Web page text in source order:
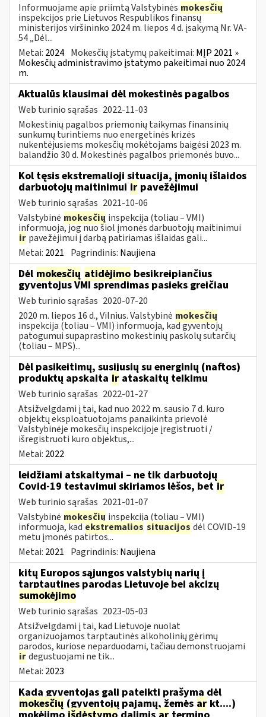
Informuojame apie priimtą Valstybinės mokesčių
inspekcijos prie Lietuvos Respublikos finansų
ministerijos viršininko 2024 m. liepos 4 d. įsakymą Nr. VA-
54 „Dėl...
Metai: 2024 Mokesčių įstatymų pakeitimai: MĮP 2021 »
Mokesčių administravimo įstatymo pakeitimai nuo 2024
m.
Aktualūs klausimai dėl mokestinės pagalbos
Web turinio sąrašas 2022-11-03
Mokestinių pagalbos priemonių taikymas finansinių
sunkumų turintiems nuo energetinės krizės
nukentėjusiems mokesčių mokėtojams baigėsi 2023 m.
balandžio 30 d. Mokestinės pagalbos priemonės buvo...
Kol tęsis ekstremalioji situacija, įmonių išlaidos
darbuotojų maitinimui ir pavežėjimui
Web turinio sąrašas 2021-10-06
Valstybinė mokesčių inspekcija (toliau – VMI)
informuoja, jog nuo šiol įmonės darbuotojų maitinimui
ir pavežėjimui į darbą patiriamas išlaidas gali...
Metai: 2021 Pagrindinis: Naujiena
Dėl mokesčių atidėjimo besikreipiančius
gyventojus VMI sprendimas pasieks greičiau
Web turinio sąrašas 2020-07-20
2020 m. liepos 16 d., Vilnius. Valstybinė mokesčių
inspekcija (toliau – VMI) informuoja, kad gyventojų
patogumui supaprastino mokestinių paskolų sutarčių
(toliau – MPS)...
Dėl pasikeitimų, susijusių su energinių (naftos)
produktų apskaita ir ataskaitų teikimu
Web turinio sąrašas 2022-01-27
Atsižvelgdami į tai, kad nuo 2022 m. sausio 7 d. kuro
objektų eksploatuotojams panaikinta prievolė
Valstybinėje mokesčių inspekcijoje įregistruoti /
išregistruoti kuro objektus,...
Metai: 2022
leidžiami atskaitymai – ne tik darbuotojų
Covid-19 testavimui skiriamos lėšos, bet ir
Web turinio sąrašas 2021-01-07
Valstybinė mokesčių inspekcija (toliau – VMI)
informuoja, kadekstremalios situacijos dėl COVID-19
metu įmonės patirtos...
Metai: 2021 Pagrindinis: Naujiena
kitų Europos sąjungos valstybių narių į
tarptautines parodas Lietuvoje bei akcizų
sumokėjimo
Web turinio sąrašas 2023-05-03
Atsižvelgdami į tai, kad Lietuvoje nuolat
organizuojamos tarptautinės alkoholinių gėrimų
parodos, kuriose neparduodami, tačiau demonstruojami
irdegustuojami ne tik...
Metai: 2023
Kada gyventojas gali pateikti prašymą dėl
mokesčių (gyventojų pajamų, žemės ar kt....)